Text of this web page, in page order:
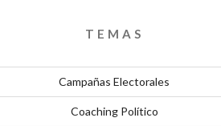
TEMAS
Campañas Electorales
Coaching Político